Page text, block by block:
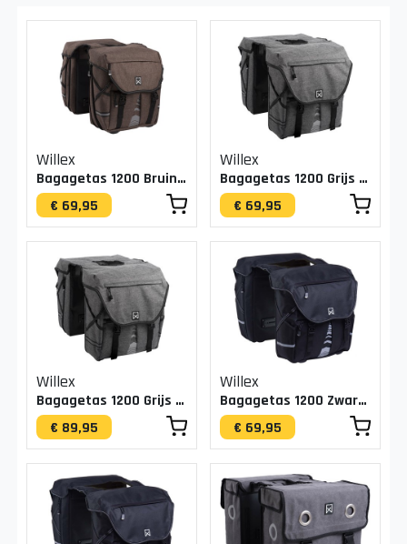
Willex
Bagagetas 1200 Bruin 20L
€ 69,95
Willex
Bagagetas 1200 Grijs 20L
€ 69,95
Willex
Bagagetas 1200 Grijs 50L
€ 89,95
Willex
Bagagetas 1200 Zwart 20L
€ 69,95